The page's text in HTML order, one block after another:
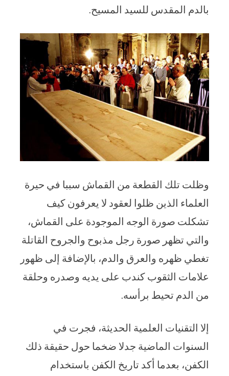
بالدم المقدس للسيد المسيح.
وظلت تلك القطعة من القماش سببا في حيرة
العلماء الذين ظلوا لعقود لا يعرفون كيف
تشكلت صورة الوجه الموجودة على القماش،
والتي تظهر صورة رجل مذبوح والجروح القاتلة
تغطي ظهره والعرق والدم، بالإضافة إلى ظهور
علامات الثقوب كندب على يديه وصدره وحلقة
من الدم تحيط برأسه.
إلا التقنيات العلمية الحديثة، فجرت في
السنوات الماضية جدلا ضخما حول حقيقة ذلك
الكفن، بعدما أكد تاريخ الكفن باستخدام